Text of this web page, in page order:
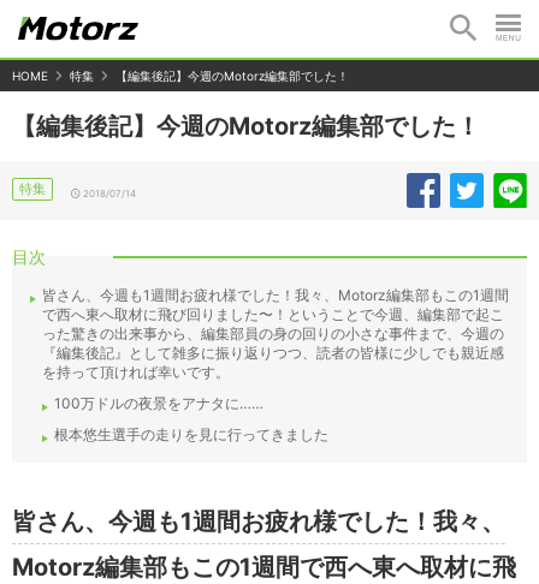
HOME 特集 【編集後記】今週のMotorz編集部でした！
【編集後記】今週のMotorz編集部でした！
特集 2018/07/14
目次
皆さん、今週も1週間お疲れ様でした！我々、Motorz編集部もこの1週間
で西へ東へ取材に飛び回りました〜！ということで今週、編集部で起こ
った驚きの出来事から、編集部員の身の回りの小さな事件まで、今週の
『編集後記』として雑多に振り返りつつ、読者の皆様に少しでも親近感
を持って頂ければ幸いです。
100万ドルの夜景をアナタに……
根本悠生選手の走りを見に行ってきました
皆さん、今週も1週間お疲れ様でした！我々、
Motorz編集部もこの1週間で西へ東へ取材に飛